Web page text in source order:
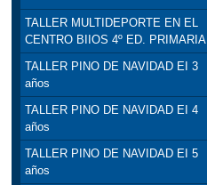
TALLER MULTIDEPORTE EN EL
CENTRO BIIOS 4º ED. PRIMARIA
TALLER PINO DE NAVIDAD EI 3
años
TALLER PINO DE NAVIDAD EI 4
años
TALLER PINO DE NAVIDAD EI 5
años